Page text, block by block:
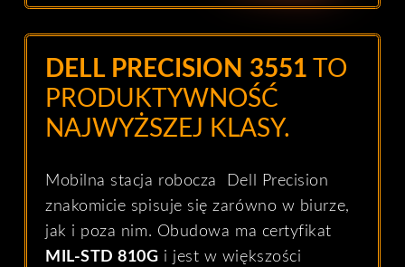
DELL PRECISION 3551 TO
P RODUKTYWNOŚĆ
NAJWYŻSZEJ KLASY.
Mobilna stacja robocza Dell Precision
znakomicie spisuje się zarówno w biurze,
jak i poza nim. Obudowa ma certyfikat
MIL-STD 810G i jest w większości